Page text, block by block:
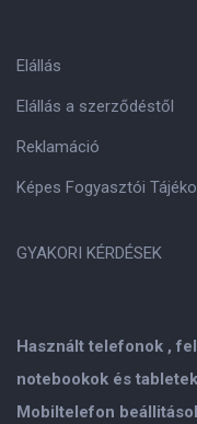
Használt telefonok ,
notebookok és
Mobiltelefon
Elállás
Elállás a szerződéstől
Reklamáció
Képes Fogyasztói
GYAKORI KÉRDÉSEK